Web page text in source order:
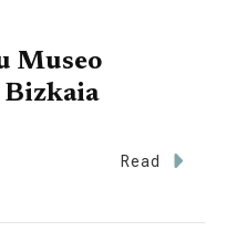
Museo
Bizkaia
Read